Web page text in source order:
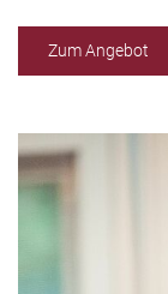
Zum Angebot